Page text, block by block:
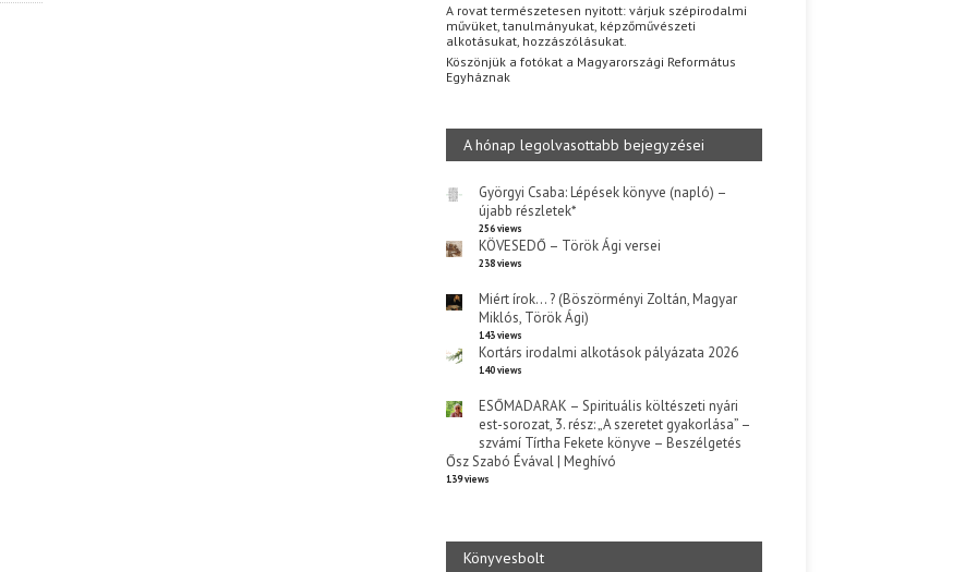
A rovat természetesen nyitott: várjuk szépirodalmi
művüket, tanulmányukat, képzőművészeti
alkotásukat, hozzászólásukat.
Köszönjük a fotókat a Magyarországi Református
Egyháznak
A hónap legolvasottabb bejegyzései
Györgyi Csaba: Lépések könyve (napló) –
újabb részletek*
256 views
KÖVESEDŐ – Török Ági versei
238 views
Miért írok… ? (Böszörményi Zoltán, Magyar
Miklós, Török Ági)
143 views
Kortárs irodalmi alkotások pályázata 2026
140 views
ESŐMADARAK – Spirituális költészeti nyári
est-sorozat, 3. rész: „A szeretet gyakorlása” –
szvámí Tírtha Fekete könyve – Beszélgetés
Ősz Szabó Évával | Meghívó
139 views
Könyvesbolt